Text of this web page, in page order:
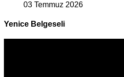
03 Temmuz 2026
Yenice Belgeseli